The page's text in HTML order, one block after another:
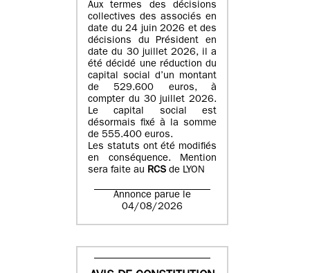
Aux termes des décisions
collectives des associés en
date du 24 juin 2026 et des
décisions du Président en
date du 30 juillet 2026, il a
été décidé une réduction du
capital social d’un montant
de 529.600 euros, à
compter du 30 juillet 2026.
Le capital social est
désormais fixé à la somme
de 555.400 euros.
Les statuts ont été modifiés
en conséquence. Mention
sera faite au RCS de LYON
Annonce parue le
04/08/2026